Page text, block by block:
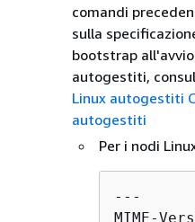
comandi
sulla
bootstrap
autogestiti,
Linux autogestiti
autogestiti
Per i nodi
---
MIME-